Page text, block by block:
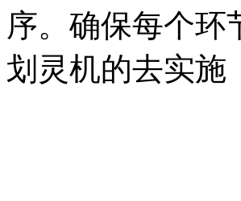
序。确保每个环
划灵机的去实施